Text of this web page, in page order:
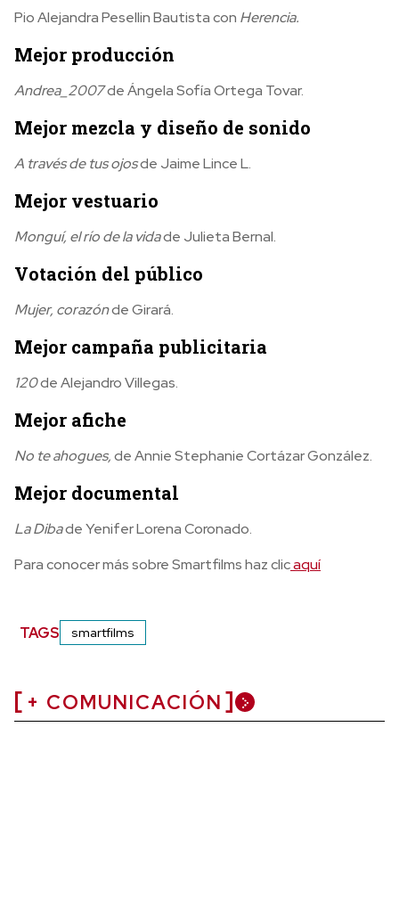
Pio Alejandra Pesellin Bautista con Herencia.
Mejor producción
Andrea_2007de Ángela Sofía Ortega Tovar.
Mejor mezcla y diseño de sonido
A través de tus ojosde Jaime Lince L.
Mejor vestuario
Monguí, el río de la vidade Julieta Bernal.
Votación del público
Mujer, corazónde Girará.
Mejor campaña publicitaria
120de Alejandro Villegas.
Mejor afiche
No te ahogues,de Annie Stephanie Cortázar González.
Mejor documental
La Dibade Yenifer Lorena Coronado.
Para conocer más sobre Smartfilms haz clicaquí
TAGS smartfilms
+ COMUNICACIÓN